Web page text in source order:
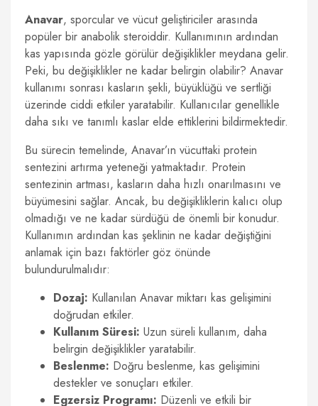
Anavar, sporcular ve vücut geliştiriciler arasında
popüler bir anabolik steroiddir. Kullanımının ardından
kas yapısında gözle görülür değişiklikler meydana gelir.
Peki, bu değişiklikler ne kadar belirgin olabilir? Anavar
kullanımı sonrası kasların şekli, büyüklüğü ve sertliği
üzerinde ciddi etkiler yaratabilir. Kullanıcılar genellikle
daha sıkı ve tanımlı kaslar elde ettiklerini bildirmektedir.
Bu sürecin temelinde, Anavar’ın vücuttaki protein
sentezini artırma yeteneği yatmaktadır. Protein
sentezinin artması, kasların daha hızlı onarılmasını ve
büyümesini sağlar. Ancak, bu değişikliklerin kalıcı olup
olmadığı ve ne kadar sürdüğü de önemli bir konudur.
Kullanımın ardından kas şeklinin ne kadar değiştiğini
anlamak için bazı faktörler göz önünde
bulundurulmalıdır:
Dozaj: Kullanılan Anavar miktarı kas gelişimini
doğrudan etkiler.
Kullanım Süresi: Uzun süreli kullanım, daha
belirgin değişiklikler yaratabilir.
Beslenme: Doğru beslenme, kas gelişimini
destekler ve sonuçları etkiler.
Egzersiz Programı: Düzenli ve etkili bir